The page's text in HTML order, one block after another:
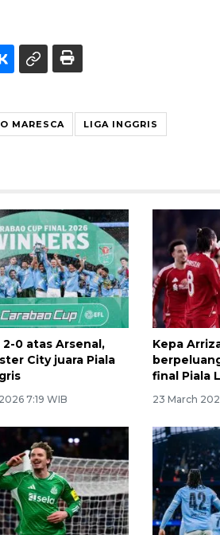
MARESCA LIGA INGGRIS
2-0 atas Arsenal,
City juara Piala
7:19 WIB
Kepa
final Piala
23 March
Pasokan
melimpah picu
06 August 2026 11:37